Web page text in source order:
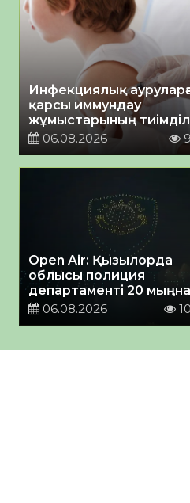
Инфекциялық
қарсы иммундау
жұмыстарының
06.08.2026
9
Open Air: Қызылорда
облысы полиция
департаменті 20
астам көрерменнің
06.08.2026 10